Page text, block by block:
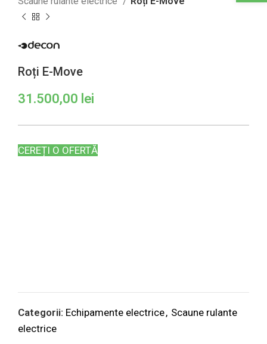
Roți E-Move
31.500,00 lei
CEREȚI O OFERTĂ
Categorii: Echipamente electrice, Scaune rulante
electrice